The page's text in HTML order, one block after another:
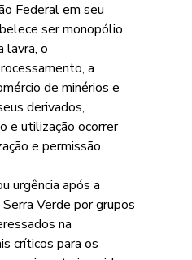
Federal em seu
ser monopólio
lavra, o
a
de minérios e
derivados,
e utilização ocorrer
e permissão.
Verde por grupos
na
críticos para os